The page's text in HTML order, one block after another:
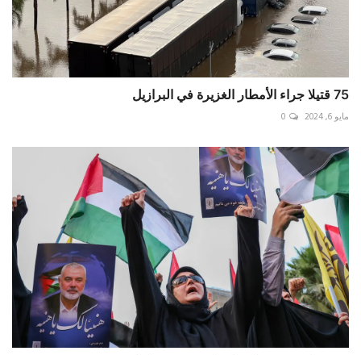
75 قتيلا جراء الأمطار الغزيرة في البرازيل
مايو 6, 2024 0